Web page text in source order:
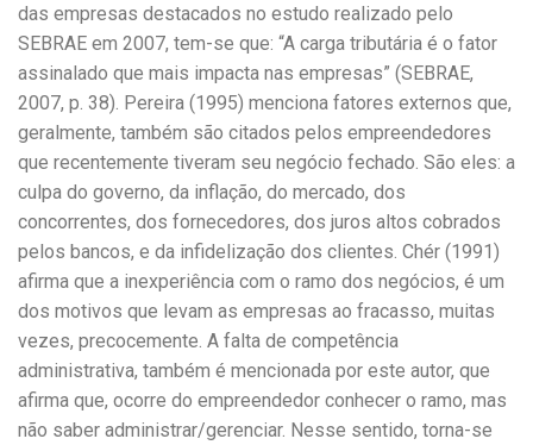
das empresas destacados no estudo realizado pelo
SEBRAE em 2007, tem-se que: “A carga tributária é o fator
assinalado que mais impacta nas empresas” (SEBRAE,
2007, p. 38). Pereira (1995) menciona fatores externos que,
geralmente, também são citados pelos empreendedores
que recentemente tiveram seu negócio fechado. São eles: a
culpa do governo, da inflação, do mercado, dos
concorrentes, dos fornecedores, dos juros altos cobrados
pelos bancos, e da infidelização dos clientes. Chér (1991)
afirma que a inexperiência com o ramo dos negócios, é um
dos motivos que levam as empresas ao fracasso, muitas
vezes, precocemente. A falta de competência
administrativa, também é mencionada por este autor, que
afirma que, ocorre do empreendedor conhecer o ramo, mas
não saber administrar/gerenciar. Nesse sentido, torna-se